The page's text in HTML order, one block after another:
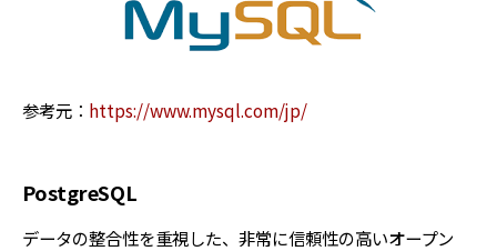
参考元： https://www.mysql.com/jp/
PostgreSQL
データの整合性を重視した、非常に信頼性の高いオープン